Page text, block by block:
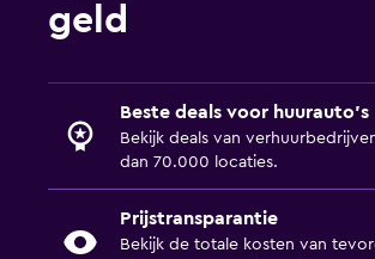
geld
Beste deals voor huurauto's
Bekijk deals van
dan 70.000 locaties.
Prijstransparantie
Bekijk de totale kosten van